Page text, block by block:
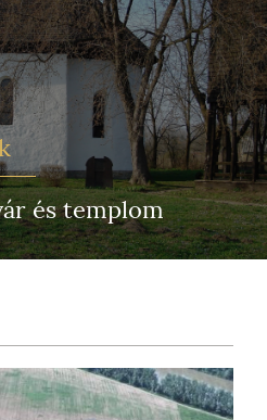
és templom